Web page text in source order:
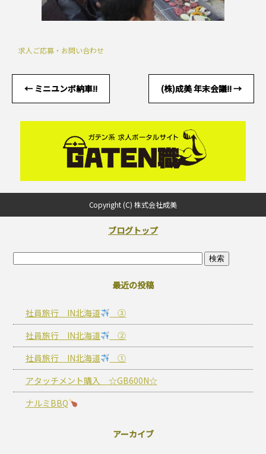
求人ご応募・お問い合わせ
← ミニユンボ納車!! (株)成美 年末会議!!→
Copyright (C) 株式会社成美
ブログトップ
最近の投稿
社員旅行 IN北海道
③
社員旅行 IN北海道
②
社員旅行 IN北海道
①
アタッチメント購入 ☆GB600N☆
ナルミBBQ
アーカイブ